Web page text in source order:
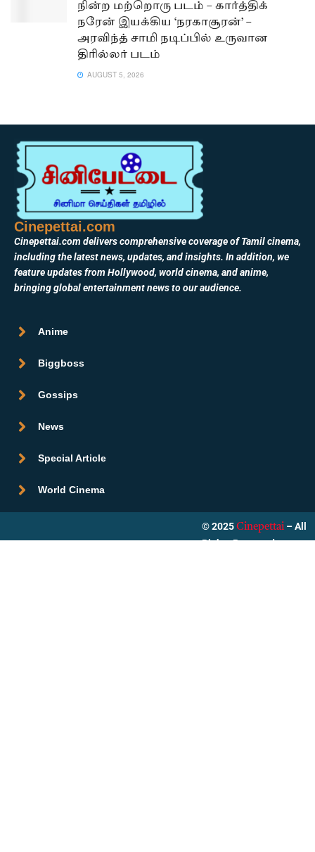
நின்ற மற்றொரு படம் – கார்த்திக்
நரேன் இயக்கிய ‘நரகாசூரன்’ –
அரவிந்த் சாமி நடிப்பில் உருவான
திரில்லர் படம்
AUGUST 5, 2026
Cinepettai.com
Cinepettai.com delivers comprehensive coverage of Tamil cinema,
including the latest news, updates, and insights. In addition, we
feature updates from Hollywood, world cinema, and anime,
bringing global entertainment news to our audience.
Anime
Biggboss
Gossips
News
Special Article
World Cinema
© 2025 Cinepettai – All
Rights Reserved